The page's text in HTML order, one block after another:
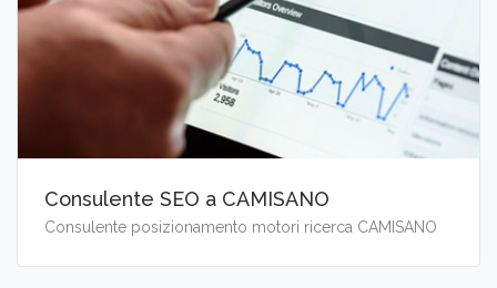
Consulente SEO a CAMISANO
Consulente posizionamento motori ricerca CAMISANO